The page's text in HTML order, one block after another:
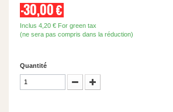
-30,00 €
Inclus 4,20 € For green tax
(ne sera pas compris dans la réduction)
Quantité